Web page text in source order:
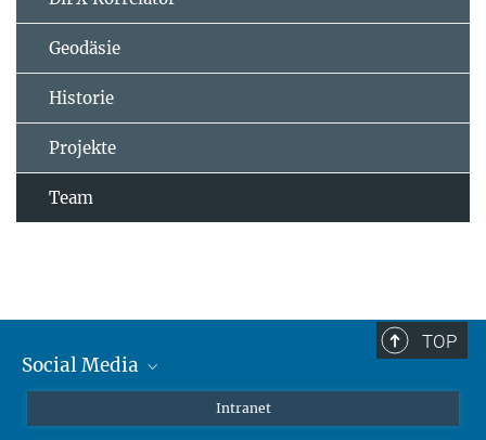
Geodäsie
Historie
Projekte
Team
TOP
Social Media
Intranet